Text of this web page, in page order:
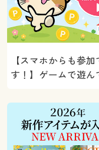
【スマホからも参加
す！】ゲームで遊ん
ト！